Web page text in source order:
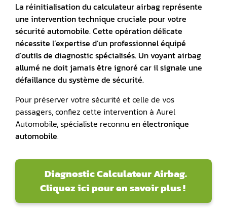
La réinitialisation du calculateur airbag représente
une intervention technique cruciale pour votre
sécurité automobile. Cette opération délicate
nécessite l’expertise d’un professionnel équipé
d’outils de diagnostic spécialisés. Un voyant airbag
allumé ne doit jamais être ignoré car il signale une
défaillance du système de sécurité.
Pour préserver votre sécurité et celle de vos
passagers, confiez cette intervention à Aurel
Automobile, spécialiste reconnu en électronique
automobile.
Diagnostic Calculateur Airbag.
Cliquez ici pour en savoir plus !